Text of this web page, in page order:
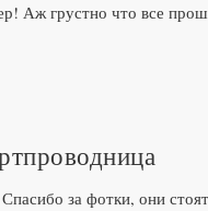
Аж грустно что все
за фотки, они